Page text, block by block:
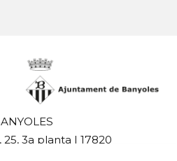
3a planta | 17820